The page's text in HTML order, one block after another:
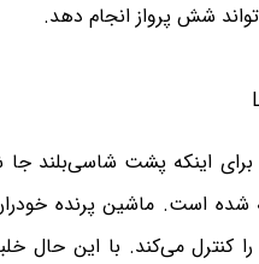
شش پرواز انجام دهد.
برای اینکه پشت
شده است. ماشین پرنده
کنترل می‌کند. با این حال